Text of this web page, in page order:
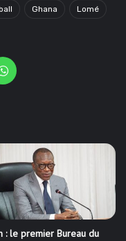
Ghana Lomé
WhatsApp
: le premier Bureau du